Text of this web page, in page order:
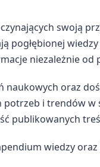
swoją
pogłębionej
niezależnie od
oraz
i trendów w
publikowanych
wiedzy